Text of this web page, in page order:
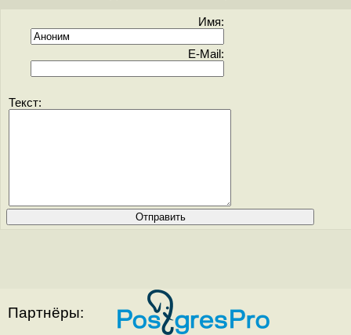
Имя:
E-Mail:
Текст:
Партнёры: